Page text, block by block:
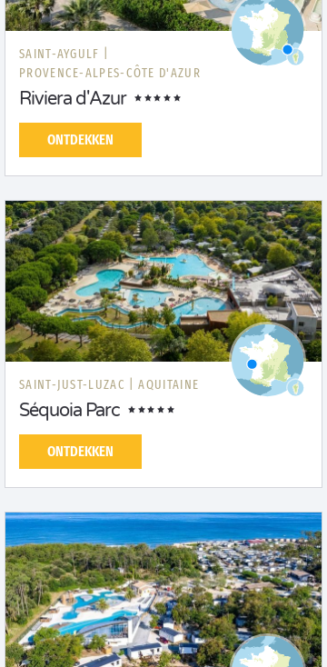
SAINT-AYGULF |
PROVENCE-ALPES-CÔTE D'AZUR
Riviera d'Azur
ONTDEKKEN
SAINT-JUST-LUZAC | AQUITAINE
Séquoia Parc
ONTDEKKEN